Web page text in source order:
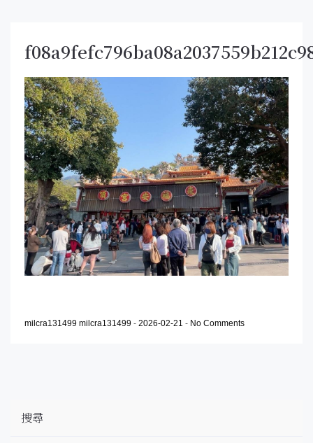
milcra131499 milcra131499 - 2026-02-21 - No Comments
搜尋